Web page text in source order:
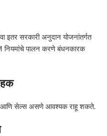
इतर सरकारी अनुदान योजनांतर्गत
नियमांचे पालन करणे बंधनकारक
आणि सेल्स असणे आवश्यक राहू शकते.